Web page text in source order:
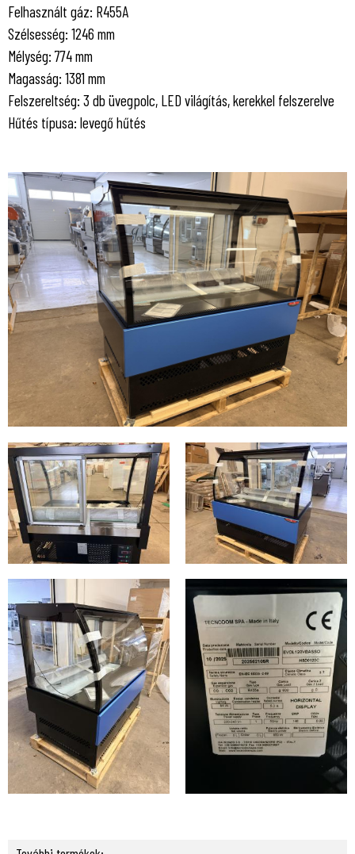
Felhasznált gáz: R455A
Szélsesség: 1246 mm
Mélység: 774 mm
Magasság: 1381 mm
Felszereltség: 3 db üvegpolc, LED világítás, kerekkel felszerelve
Hűtés típusa: levegő hűtés